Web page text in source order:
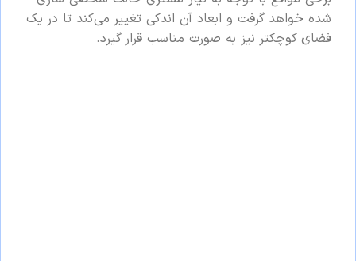
شده خواهد گرفت و ابعاد آن اندکی تغییر می‌کند تا در یک
فضای کوچکتر نیز به صورت مناسب قرار گیرد.